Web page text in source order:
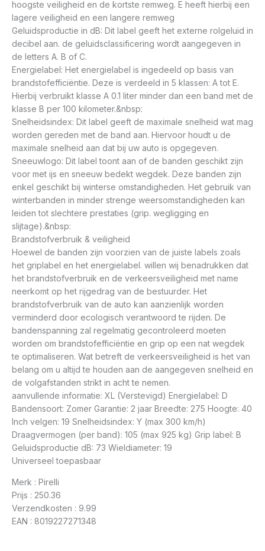
hoogste veiligheid en de kortste remweg. E heeft hierbij een
lagere veiligheid en een langere remweg
Geluidsproductie in dB: Dit label geeft het externe rolgeluid in
decibel aan. de geluidsclassificering wordt aangegeven in
de letters A. B of C.
Energielabel: Het energielabel is ingedeeld op basis van
brandstofefficiëntie. Deze is verdeeld in 5 klassen: A tot E.
Hierbij verbruikt klasse A 0.1 liter minder dan een band met de
klasse B per 100 kilometer.&nbsp:
Snelheidsindex: Dit label geeft de maximale snelheid wat mag
worden gereden met de band aan. Hiervoor houdt u de
maximale snelheid aan dat bij uw auto is opgegeven.
Sneeuwlogo: Dit label toont aan of de banden geschikt zijn
voor met ijs en sneeuw bedekt wegdek. Deze banden zijn
enkel geschikt bij winterse omstandigheden. Het gebruik van
winterbanden in minder strenge weersomstandigheden kan
leiden tot slechtere prestaties (grip. wegligging en
slijtage).&nbsp:
Brandstofverbruik & veiligheid
Hoewel de banden zijn voorzien van de juiste labels zoals
het griplabel en het energielabel. willen wij benadrukken dat
het brandstofverbruik en de verkeersveiligheid met name
neerkomt op het rijgedrag van de bestuurder. Het
brandstofverbruik van de auto kan aanzienlijk worden
verminderd door ecologisch verantwoord te rijden. De
bandenspanning zal regelmatig gecontroleerd moeten
worden om brandstofefficiëntie en grip op een nat wegdek
te optimaliseren. Wat betreft de verkeersveiligheid is het van
belang om u altijd te houden aan de aangegeven snelheid en
de volgafstanden strikt in acht te nemen.
aanvullende informatie: XL (Verstevigd) Energielabel: D
Bandensoort: Zomer Garantie: 2 jaar Breedte: 275 Hoogte: 40
Inch velgen: 19 Snelheidsindex: Y (max 300 km/h)
Draagvermogen (per band): 105 (max 925 kg) Grip label: B
Geluidsproductie dB: 73 Wieldiameter: 19
Universeel toepasbaar
Merk : Pirelli
Prijs : 250.36
Verzendkosten : 9.99
EAN : 8019227271348